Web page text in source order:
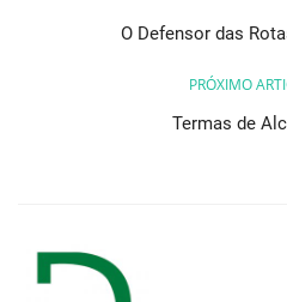
O Defensor das
PRÓXIMO
Termas de